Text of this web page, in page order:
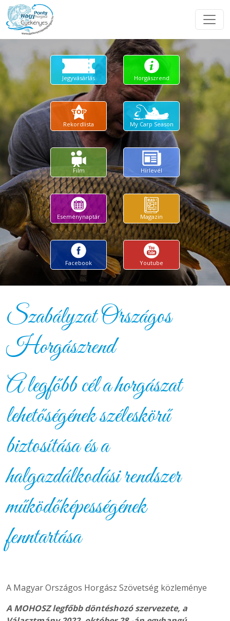
Jegyvásárlás Horgászrend
Rekordlista My Carp Season
Film Hírlevél
Eseménynaptár Magazin
Facebook Youtube
Szabályzat Országos
Horgászrend
A legfőbb cél a horgászat
lehetőségének széleskörű
biztosítása és a
halgazdálkodási rendszer
működőképességének
fenntartása
A Magyar Országos Horgász Szövetség közleménye
A MOHOSZ legfőbb döntéshozó szervezete, a